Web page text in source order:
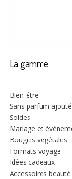
La gamme
Bien-être
Sans parfum ajouté
Soldes
Mariage et
Bougies végétales
Formats voyage
Idées cadeaux
Accessoires beauté